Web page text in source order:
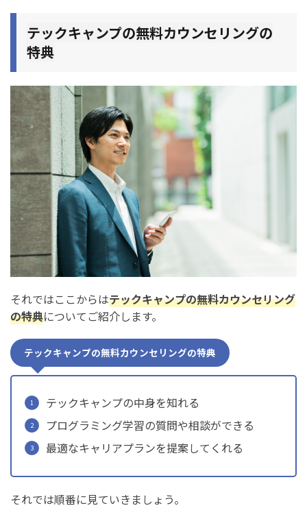
テックキャンプの無料カウンセリングの
特典
それではここからはテックキャンプの無料カウンセリング
の特典についてご紹介します。
テックキャンプの無料カウンセリングの特典
テックキャンプの中身を知れる
プログラミング学習の質問や相談ができる
最適なキャリアプランを提案してくれる
それでは順番に見ていきましょう。